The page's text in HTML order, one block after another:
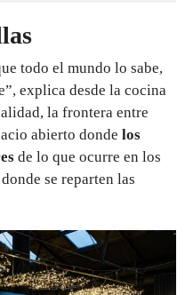
todo el mundo lo sabe,
explica desde la cocina
la frontera entre
abierto donde los
de lo que ocurre en los
se reparten las